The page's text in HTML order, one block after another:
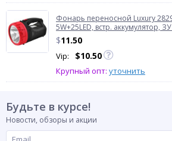
Фонарь переносной Luxury
5W+25LED, встр. аккумулятор,
$11.50
Vip: $10.50
Крупный опт: уточнить
Будьте в курсе!
Новости, обзоры и акции